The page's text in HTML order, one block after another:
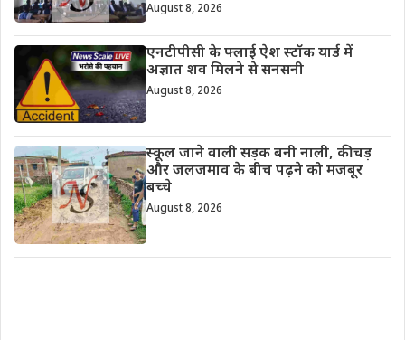
August 8, 2026
एनटीपीसी के फ्लाई ऐश स्टॉक यार्ड में
अज्ञात शव मिलने से सनसनी
August 8, 2026
स्कूल जाने वाली सड़क बनी नाली, कीचड़
और जलजमाव के बीच पढ़ने को मजबूर
बच्चे
August 8, 2026